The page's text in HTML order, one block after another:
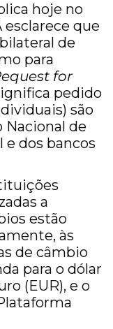
hoje no
esclarece que
de
para
for
pedido
são
Nacional de
e dos bancos
a
estão
às
de câmbio
para o dólar
(EUR), e o